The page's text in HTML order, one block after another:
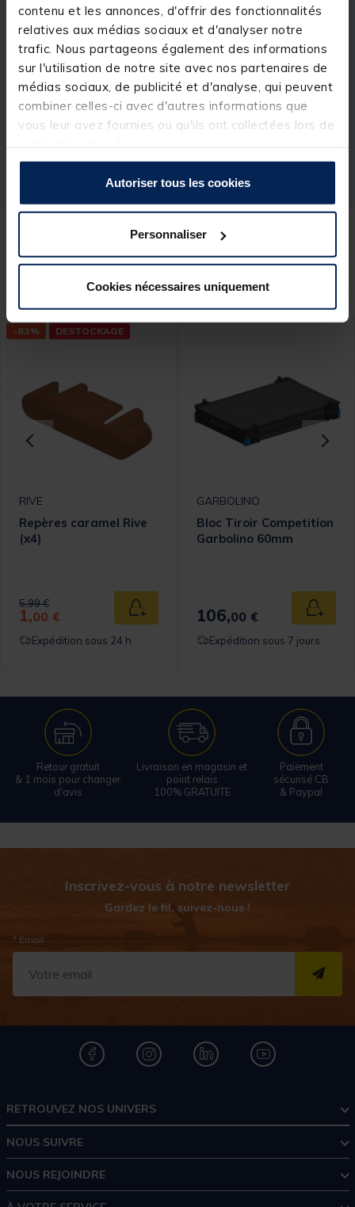
contenu et les annonces, d'offrir des fonctionnalités
relatives aux médias sociaux et d'analyser notre
trafic. Nous partageons également des informations
sur l'utilisation de notre site avec nos partenaires de
médias sociaux, de publicité et d'analyse, qui peuvent
combiner celles-ci avec d'autres informations que
vous leur avez fournies ou qu'ils ont collectées lors de
Autoriser tous les cookies
Personnaliser
Cookies nécessaires uniquement
Spécifications
54481-1
Ces produits pourraient vous
intéresser :
panier
-83% DESTOCKAGE
RIVE
Repères caramel Rive
(x4)
Price reduced from
5,99 €to
1,00 € Ajouter au panier
Expédition sous 24 h
GARBOLINO
Bloc Tiroir Competition
Garbolino 60mm
106,00 €
Expédition sous 7 jours
Retour gratuit
& 1 mois pour changer
d'avis
Livraison en magasin et
point relais
100% GRATUITE
Paiement
sécurisé CB
& Paypal
Inscrivez-vous à notre newsletter
Gardez le fil, suivez-nous !
* Email
RETROUVEZ NOS UNIVERS
NOUS SUIVRE
NOUS REJOINDRE